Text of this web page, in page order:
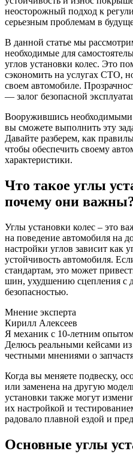
неосторожный подход к
серьезным проблемам в
В данной статье мы
необходимые для
углов установки колес. Это
сэкономить на услугах СТО,
своем автомобиле.
— залог безопасной
Вооружившись
вы сможете выполнить эту
Давайте разберем, как
чтобы обеспечить своему
характеристики.
Что такое углы
почему они
Углы установки колес – это
на поведение автомобиля на
настройки углов зависит как
устойчивость автомобиля.
стандартам, это может
шин, ухудшению сцепления с
безопасностью.
Мнение эксперта
Кирилл Алексеев
Я механик с 10-летним
Делюсь реальными кейсами
честными мнениями о
Когда вы меняете подвеску,
или заменена на другую
установки также могут
их настройкой и
радовало плавной ездой и
Основные углы